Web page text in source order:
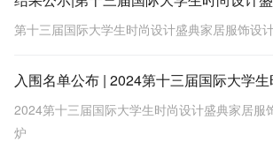
第十三届国际大学生时尚设计盛典家居服饰设
2024第十三届国际大学生时尚设计盛典家居服
炉